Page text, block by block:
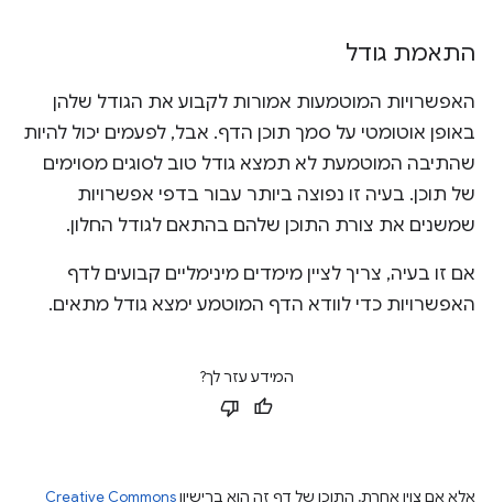
התאמת גודל
האפשרויות המוטמעות אמורות לקבוע את הגודל שלהן
באופן אוטומטי על סמך תוכן הדף. אבל, לפעמים יכול להיות
שהתיבה המוטמעת לא תמצא גודל טוב לסוגים מסוימים
של תוכן. בעיה זו נפוצה ביותר עבור בדפי אפשרויות
שמשנים את צורת התוכן שלהם בהתאם לגודל החלון.
אם זו בעיה, צריך לציין מימדים מינימליים קבועים לדף
האפשרויות כדי לוודא הדף המוטמע ימצא גודל מתאים.
המידע עזר לך?
אלא אם צוין אחרת, התוכן של דף זה הוא ברישיוןCreative Commons